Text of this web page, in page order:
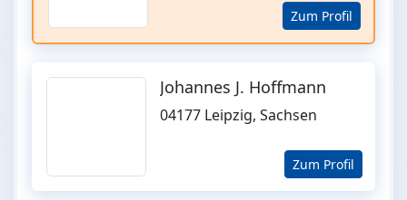
Zum Profil
Johannes J. Hoffmann
04177 Leipzig, Sachsen
Zum Profil